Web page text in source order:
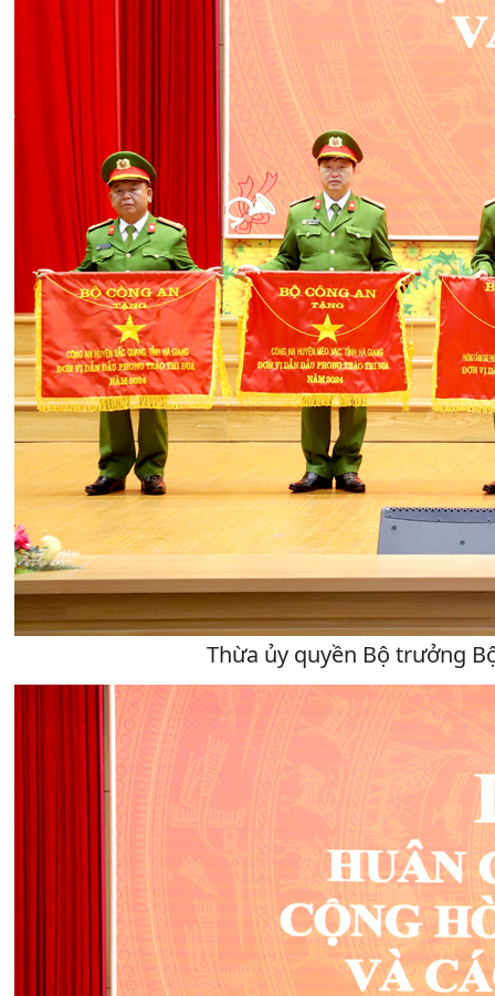
Thừa ủy quyền Bộ trưởng